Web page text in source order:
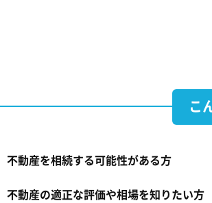
こ
不動産を相続する可能性がある方
不動産の適正な評価や相場を知りたい方